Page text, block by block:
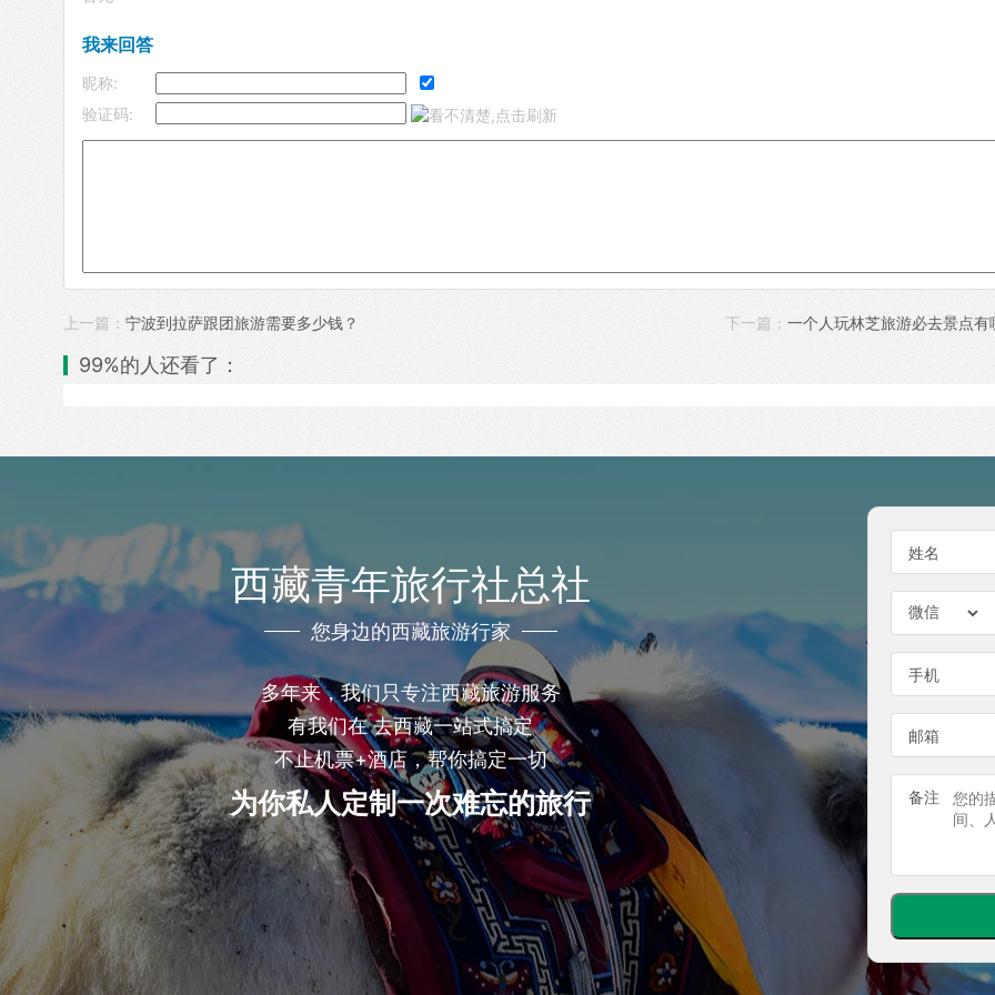
我来回答
昵称:
验证码:
上一篇： 宁波到拉萨跟团旅游需要多少钱？ 下一篇： 一个人玩林芝旅游必去景点有
99%的人还看了：
西藏青年旅行社总社
您身边的西藏旅游行家
多年来，我们只专注西藏旅游服务
有我们在 去西藏一站式搞定
不止机票+酒店，帮你搞定一切
为你私人定制一次难忘的旅行
姓名
手机
邮箱
备注